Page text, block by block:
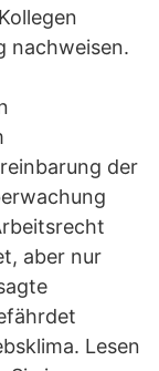
nachweisen.
der
aber nur
Lesen